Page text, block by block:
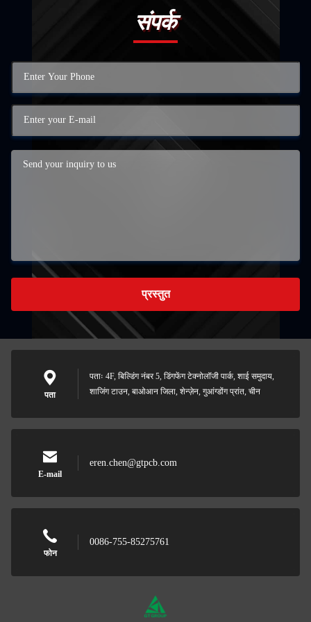
संपर्क
प्रस्तुत
पता
पताः 4F, बिल्डिंग नंबर 5, डिंगफेंग टेक्नोलॉजी पार्क, शाई समुदाय,
शाजिंग टाउन, बाओआन जिला, शेन्ज़ेन, गुआंग्डोंग प्रांत, चीन
E-mail
eren.chen@gtpcb.com
फोन
0086-755-85275761